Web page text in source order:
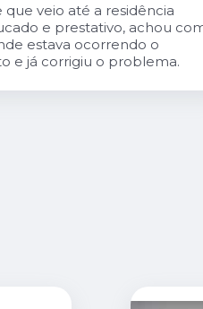
que veio até a residência
e prestativo, achou
estava ocorrendo o
e já corrigiu o problema.